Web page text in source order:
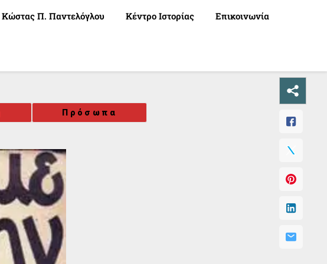
Κώστας Π. Παντελόγλου Κέντρο Ιστορίας Επικοινωνία
Πρόσωπα